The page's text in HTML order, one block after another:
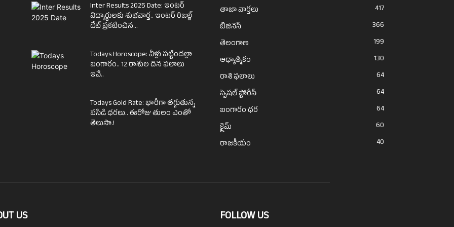
Inter Results 2025 Date: ఇంటర్
విద్యార్థులకు శుభవార్త.. ఇంటర్ రిజల్ట్
డేట్ ప్రకటించిన...
Todays Horoscope: వీళ్లు పట్టిందల్లా
బంగారం.. 12 రాశుల దిన ఫలాలు
ఇవే..
Todays Gold Rate: భారీగా తగ్గుతున్న
పసిడి ధరలు.. ఈరోజు తులం ఎంతో
తెలుసా.!
తాజా వార్తలు
417
బిజినెస్
366
తెలంగాణ
199
ఆధ్యాత్మికం
130
రాశి ఫలాలు
64
స్పెషల్ స్టోరీస్
64
బంగారం ధర
64
క్రైమ్
60
రాజకీయం
40
US FOLLOW US